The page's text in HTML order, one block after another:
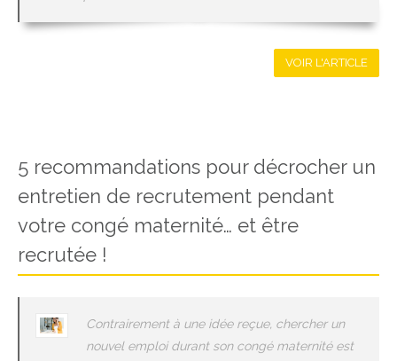
VOIR L'ARTICLE
5 recommandations pour décrocher un
entretien de recrutement pendant
votre congé maternité… et être
recrutée !
Contrairement à une idée reçue, chercher un
nouvel emploi durant son congé maternité est